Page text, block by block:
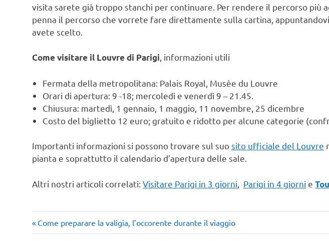
visita sarete già troppo stanchi per continuare. Per rendere il percorso più
penna il percorso che vorrete fare direttamente sulla cartina,
avete scelto.
Come visitare il Louvre di Parigi, informazioni utili
Fermata della metropolitana: Palais Royal, Musèe du Louvre
Orari di apertura: 9 -18; mercoledì e venerdì 9 – 21.45.
Chiusura: martedì, 1 gennaio, 1 maggio, 11 novembre, 25 dicembre
Costo del biglietto 12 euro; gratuito e ridotto per alcune categorie
Importanti informazioni si possono trovare sul suosito ufficiale del Louvre
pianta e soprattutto il calendario d’apertura delle sale.
Altri nostri articoli correlati: Visitare Parigi in 3 giorni Parigi in 4 giorni e
Navigazione
Articolo
precedente:
Come preparare la valigia, l’occorente durante il viaggio